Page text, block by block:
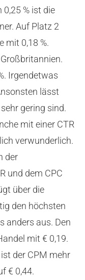
% ist die
Auf Platz 2
mit 0,18 %.
Irgendetwas
lässt
gering sind.
mit einer CTR
verwunderlich.
der
und dem CPC
über die
den höchsten
anders aus. Den
mit € 0,19.
der CPM mehr
€ 0,44.